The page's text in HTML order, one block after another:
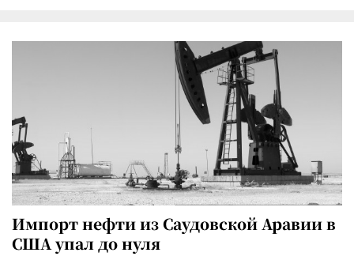
Импорт нефти из Саудовской Аравии в
США упал до нуля